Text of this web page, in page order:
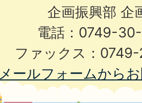
企画振興部 企
電話：0749-
ファックス：
メールフォームから